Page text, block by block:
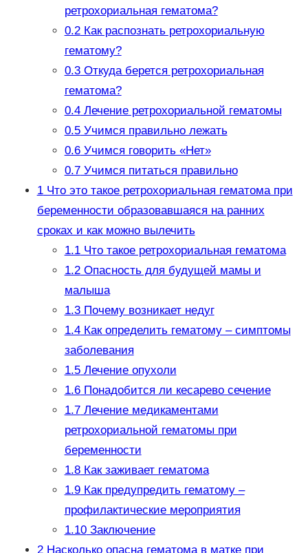
ретрохориальная гематома?
0.2Как распознать ретрохориальную
гематому?
0.3Откуда берется ретрохориальная
гематома?
0.4Лечение ретрохориальной гематомы
0.5Учимся правильно лежать
0.6Учимся говорить «Нет»
0.7Учимся питаться правильно
1Что это такое ретрохориальная гематома при
беременности образовавшаяся на ранних
сроках и как можно вылечить
1.1Что такое ретрохориальная гематома
1.2Опасность для будущей мамы и
малыша
1.3Почему возникает недуг
1.4Как определить гематому – симптомы
заболевания
1.5Лечение опухоли
1.6Понадобится ли кесарево сечение
1.7Лечение медикаментами
ретрохориальной гематомы при
беременности
1.8Как заживает гематома
1.9Как предупредить гематому –
профилактические мероприятия
1.10Заключение
2Насколько опасна гематома в матке при